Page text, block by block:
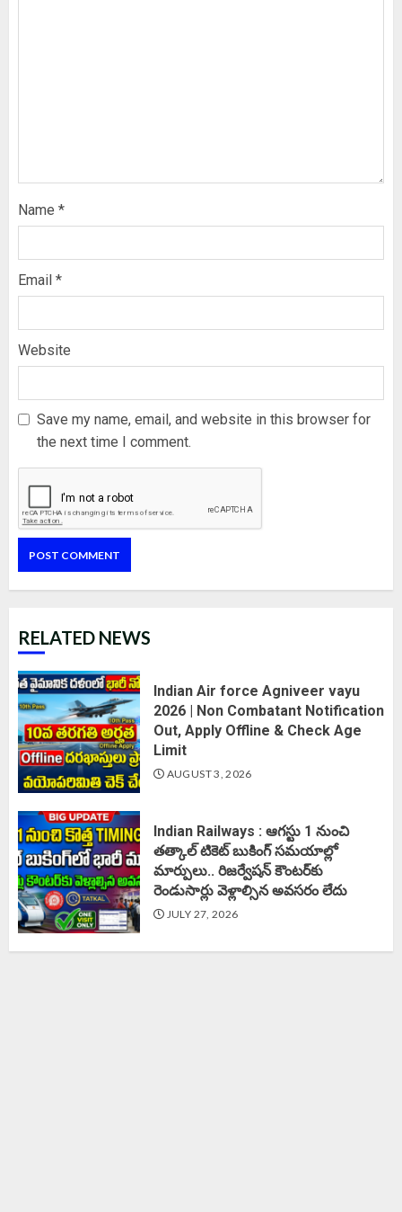
Name *
Email *
Website
Save my name, email, and website in this browser for
the next time I comment.
RELATED NEWS
Indian Air force Agniveer vayu
2026 | Non Combatant Notification
Out, Apply Offline & Check Age
Limit
AUGUST 3, 2026
Indian Railways : ఆగస్టు 1 నుంచి
తత్కాల్‌ టికెట్‌ బుకింగ్‌ సమయాల్లో
మార్పులు.. రిజర్వేషన్ కౌంటర్‌కు
రెండుసార్లు వెళ్లాల్సిన అవసరం లేదు
JULY 27, 2026